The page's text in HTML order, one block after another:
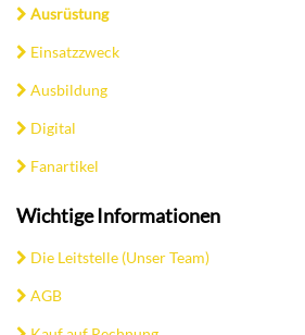
Ausrüstung
Einsatzzweck
Ausbildung
Digital
Fanartikel
Wichtige Informationen
Die Leitstelle (Unser Team)
AGB